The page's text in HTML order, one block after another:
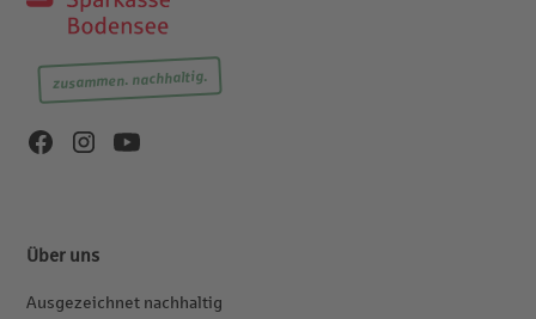
zusammen. nachhaltig.
Über uns
Ausgezeichnet nachhaltig